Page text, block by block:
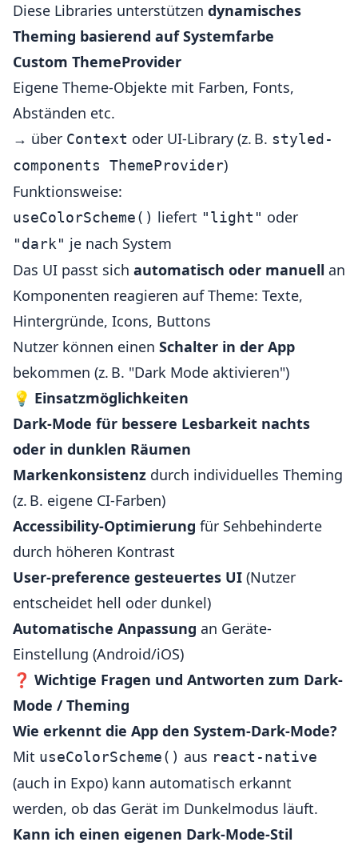
Diese Libraries unterstützen dynamisches
Theming basierend auf Systemfarbe
Custom ThemeProvider
Eigene Theme-Objekte mit Farben, Fonts,
Abständen etc.
→ über Context oder UI-Library (z. B. styled-
components ThemeProvider)
Funktionsweise:
useColorScheme() liefert "light" oder
"dark" je nach System
Das UI passt sich automatisch oder manuell an
Komponenten reagieren auf Theme: Texte,
Hintergründe, Icons, Buttons
Nutzer können einen Schalter in der App
bekommen (z. B. "Dark Mode aktivieren")
💡 Einsatzmöglichkeiten
Dark-Mode für bessere Lesbarkeit nachts
oder in dunklen Räumen
Markenkonsistenz durch individuelles Theming
(z. B. eigene CI-Farben)
Accessibility-Optimierung für Sehbehinderte
durch höheren Kontrast
User-preference gesteuertes UI (Nutzer
entscheidet hell oder dunkel)
Automatische Anpassung an Geräte-
Einstellung (Android/iOS)
❓ Wichtige Fragen und Antworten zum Dark-
Mode / Theming
Wie erkennt die App den System-Dark-Mode?
Mit useColorScheme() aus react-native
(auch in Expo) kann automatisch erkannt
werden, ob das Gerät im Dunkelmodus läuft.
Kann ich einen eigenen Dark-Mode-Stil